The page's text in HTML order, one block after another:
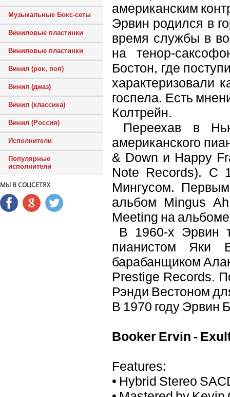
Музыкальные Бокс-сеты
Виниловые пластинки
Виниловые пластинки
Винил (рок, поп)
Винил (джаз)
Винил (классика)
Винил (Россия)
Исполнители
Популярные
исполнители
МЫ В СОЦСЕТЯХ
американским
Эрвин родился в
время службы в
на тенор-
Бостон, где
характеризовали
госпела. Есть
Колтрейн.
Переехав в
американского
& Down и Happy
Note Records). С
Мингусом.
альбом Mingus
Meeting на
В 1960-х Эрвин
пианистом Яки
барабанщиком
Prestige Records.
Рэнди Вестоном
В 1970 году Эрвин
Booker Ervin -
Features:
• Hybrid Stereo